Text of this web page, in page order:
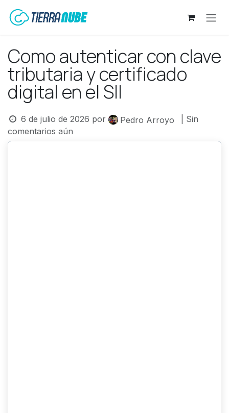
Como autenticar con clave
tributaria y certificado
digital en el SII
6 de julio de 2026 por Pedro Arroyo
| Sin
comentarios aún